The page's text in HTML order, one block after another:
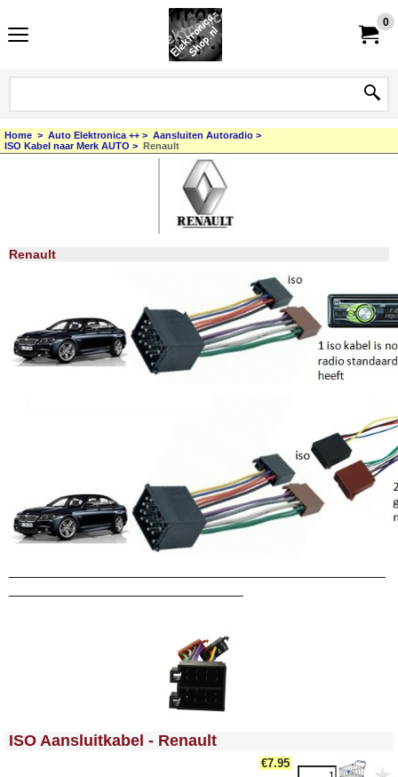
0
Home > Auto Elektronica ++ > Aansluiten Autoradio >
ISO Kabel naar Merk AUTO > Renault
Renault
<!-- MakeFullWidth0 --><!-- MakeFullWidth1 --><!-- MakeFullWidth2 --><!-- MakeFullWidth3 --><!-- MakeFullWidth4 --><!-- MakeFullWidth5 --><!-- MakeFullWidth6 --><!-- MakeFullWidth7 --><!-- MakeFullWidth8 --><!-- MakeFullWidth9 --><!-- MakeFullWidth10 --><!-- MakeFullWidth11 --><!-- MakeFullWidth12 --><!-- MakeFullWidth13 --><!-- MakeFullWidth14 --><!-- MakeFullWidth15 --><!-- MakeFullWidth16 --><!-- MakeFullWidth17 --><!-- MakeFullWidth18 --><!-- MakeFullWidth19 -->
ISO Aansluitkabel - Renault
€7.95